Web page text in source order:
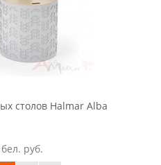
столов Halmar Alba
руб.